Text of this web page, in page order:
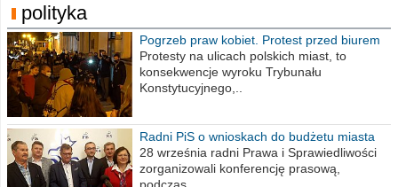
polityka
Pogrzeb praw kobiet. Protest przed biurem
poselskim PiS
Protesty na ulicach polskich miast, to
konsekwencje wyroku Trybunału
Konstytucyjnego,..
Radni PiS o wnioskach do budżetu miasta
na 2021 rok
28 września radni Prawa i Sprawiedliwości
zorganizowali konferencję prasową,